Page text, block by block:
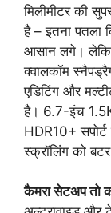
मिलीमीटर की
है – इतना पतला
आसान लगे।
क्वालकॉम
एडिटिंग और
है। 6.7-इंच
HDR10+
स्क्रॉलिंग को
कैमरा सेटअप तो